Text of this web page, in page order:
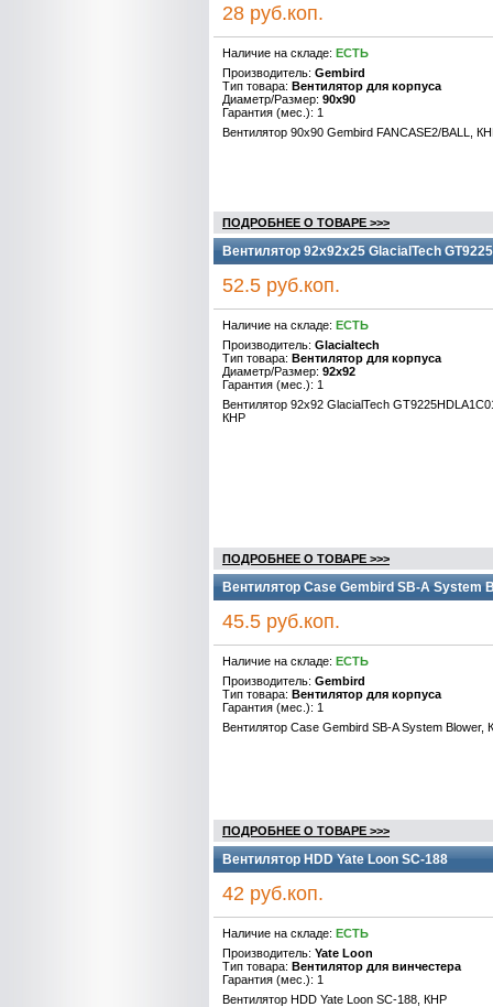
28 руб.коп.
Наличие на складе: ЕСТЬ
Производитель: Gembird
Тип товара: Вентилятор для корпуса
Диаметр/Размер: 90x90
Гарантия (мес.): 1
Вентилятор 90x90 Gembird FANCASE2/BALL,
ПОДРОБНЕЕ О ТОВАРЕ >>>
Вентилятор 92x92x25 GlacialTech
52.5 руб.коп.
Наличие на складе: ЕСТЬ
Производитель: Glacialtech
Тип товара: Вентилятор для корпуса
Диаметр/Размер: 92x92
Гарантия (мес.): 1
Вентилятор 92x92 GlacialTech
КНР
ПОДРОБНЕЕ О ТОВАРЕ >>>
Вентилятор Case Gembird SB-A System
45.5 руб.коп.
Наличие на складе: ЕСТЬ
Производитель: Gembird
Тип товара: Вентилятор для корпуса
Гарантия (мес.): 1
Вентилятор Case Gembird SB-A System Blower,
ПОДРОБНЕЕ О ТОВАРЕ >>>
Вентилятор HDD Yate Loon SC-188
42 руб.коп.
Наличие на складе: ЕСТЬ
Производитель: Yate Loon
Тип товара: Вентилятор для винчестера
Гарантия (мес.): 1
Вентилятор HDD Yate Loon SC-188, КНР